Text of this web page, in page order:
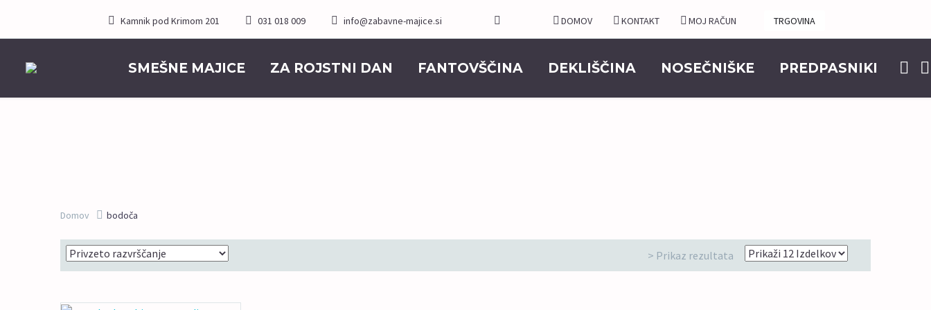
Kamnik pod Krimom 201 031 018 009 info@zabavne-majice.si DOMOV KONTAKT MOJ RAČUN TRGOVINA
SMEŠNE MAJICE ZA ROJSTNI DAN FANTOVŠČINA DEKLIŠČINA NOSEČNIŠKE PREDPASNIKI
Domov bodoča
> Prikaz rezultata